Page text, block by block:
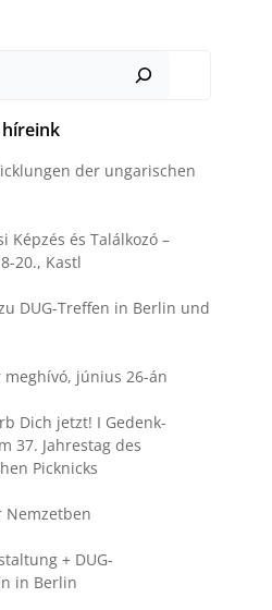
der ungarischen
Képzés és Találkozó –
20., Kastl
DUG-Treffen in Berlin und
meghívó, június 26-án
Dich jetzt! I Gedenk-
37. Jahrestag des
Picknicks
Nemzetben
+ DUG-
in Berlin